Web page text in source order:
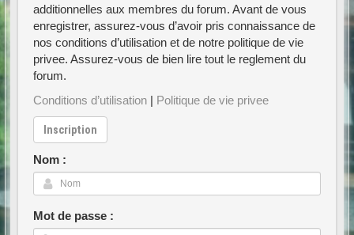
additionnelles aux membres du forum. Avant de vous
enregistrer, assurez-vous d’avoir pris connaissance de
nos conditions d’utilisation et de notre politique de vie
privee. Assurez-vous de bien lire tout le reglement du
forum.
Conditions d’utilisation | Politique de vie privee
Inscription
Nom :
Mot de passe :